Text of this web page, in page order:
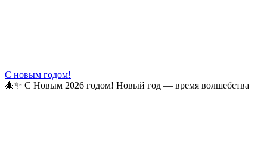
С новым годом!
🎄✨ С Новым 2026 годом! Новый год — время волшебства